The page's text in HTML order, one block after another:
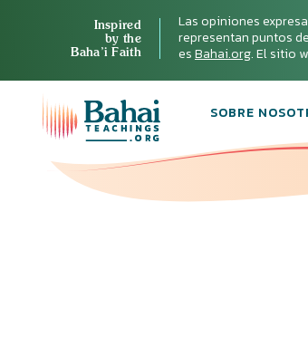
Inspired
by the
Baha’i Faith
Las opiniones
representan puntos
esBahai.org. El sitio
SOBRE